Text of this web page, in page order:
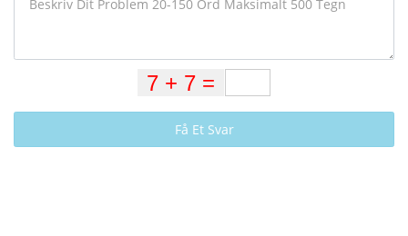
Få Et Svar